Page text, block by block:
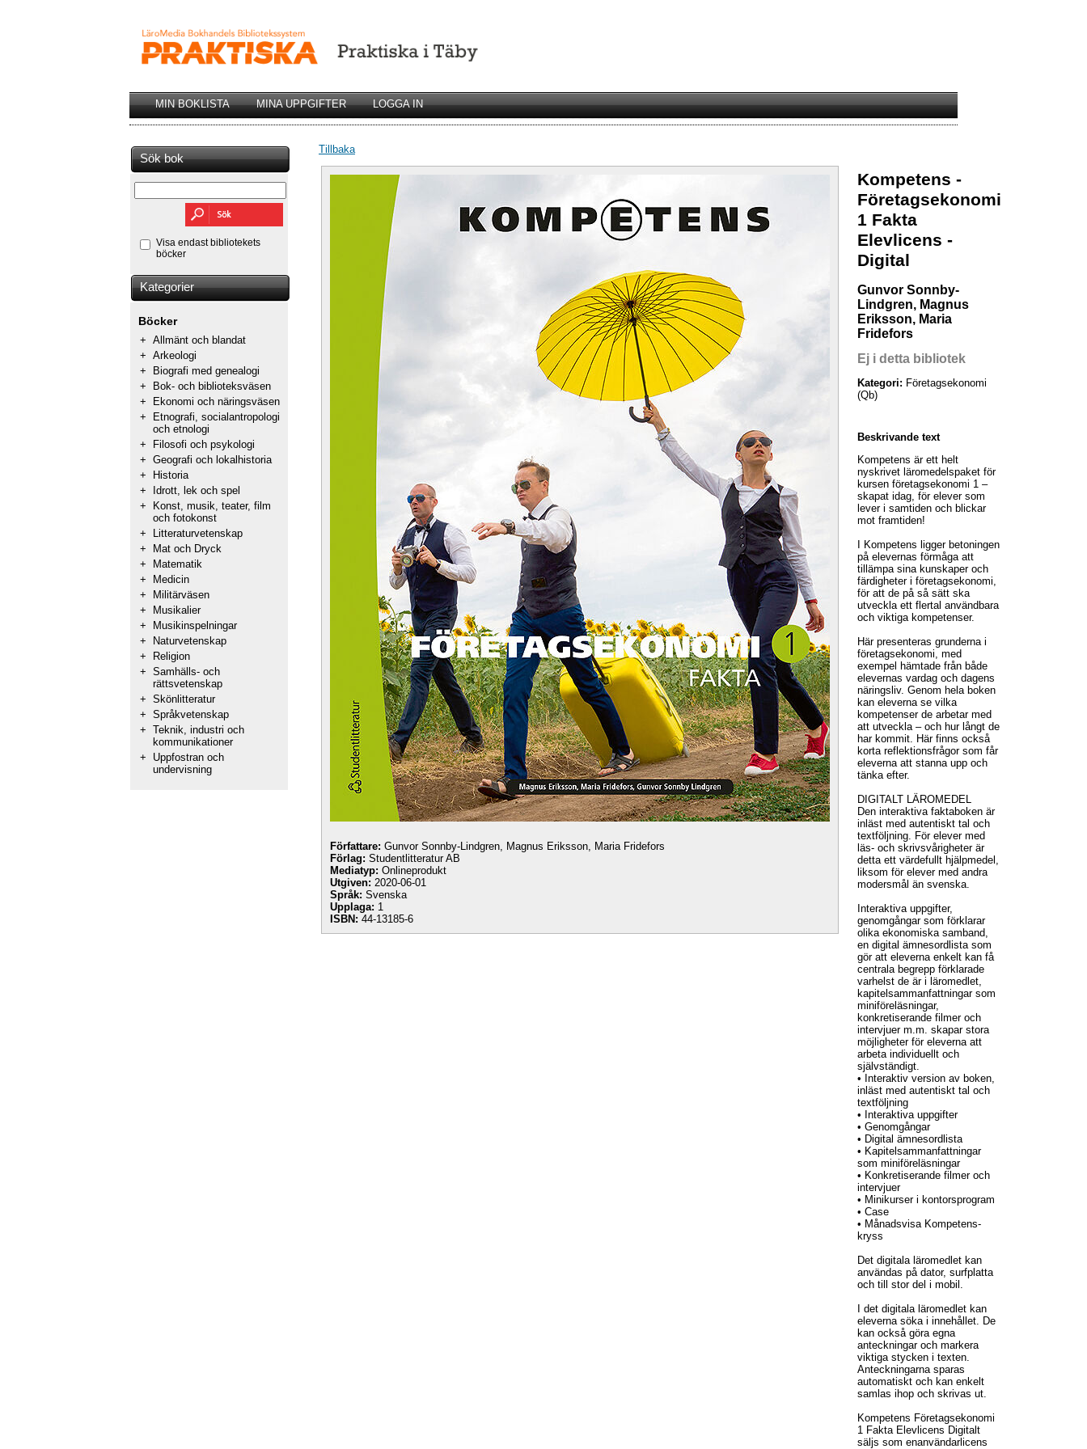
MIN BOKLISTA MINA UPPGIFTER LOGGA IN
Sök bok
Visa endast bibliotekets
böcker
Kategorier
Böcker
+ Allmänt och blandat
+ Arkeologi
+
Biografi med genealogi
+
Bok- och biblioteksväsen
+
Ekonomi och näringsväsen
+
Etnografi, socialantropologi
och etnologi
+
Filosofi och psykologi
+ Geografi och lokalhistoria
+
Historia
+
Idrott, lek och spel
+
Konst, musik, teater, film
och fotokonst
+
Litteraturvetenskap
+
Mat och Dryck
+
Matematik
+
Medicin
+
Militärväsen
+
Musikalier
+
Musikinspelningar
+
Naturvetenskap
+
Religion
+ Samhälls- och
rättsvetenskap
+ Skönlitteratur
+ Språkvetenskap
+ Teknik, industri och
kommunikationer
+
Uppfostran och
undervisning
Tillbaka
Författare: Gunvor Sonnby-Lindgren, Magnus Eriksson, Maria Fridefors
Förlag: Studentlitteratur AB
Mediatyp: Onlineprodukt
Utgiven: 2020-06-01
Språk: Svenska
Upplaga: 1
ISBN: 44-13185-6
Kompetens -
Företagsekonomi
1 Fakta
Elevlicens -
Digital
Gunvor Sonnby-
Lindgren, Magnus
Eriksson, Maria
Fridefors
Ej i detta bibliotek
Kategori: Företagsekonomi
(Qb)
Beskrivande text
Kompetens är ett helt
nyskrivet läromedelspaket för
kursen företagsekonomi 1 –
skapat idag, för elever som
lever i samtiden och blickar
mot framtiden!
I Kompetens ligger betoningen
på elevernas förmåga att
tillämpa sina kunskaper och
färdigheter i företagsekonomi,
för att de på så sätt ska
utveckla ett flertal användbara
och viktiga kompetenser.
Här presenteras grunderna i
företagsekonomi, med
exempel hämtade från både
elevernas vardag och dagens
näringsliv. Genom hela boken
kan eleverna se vilka
kompetenser de arbetar med
att utveckla – och hur långt de
har kommit. Här finns också
korta reflektionsfrågor som får
eleverna att stanna upp och
tänka efter.
DIGITALT LÄROMEDEL
Den interaktiva faktaboken är
inläst med autentiskt tal och
textföljning. För elever med
läs- och skrivsvårigheter är
detta ett värdefullt hjälpmedel,
liksom för elever med andra
modersmål än svenska.
Interaktiva uppgifter,
genomgångar som förklarar
olika ekonomiska samband,
en digital ämnesordlista som
gör att eleverna enkelt kan få
centrala begrepp förklarade
varhelst de är i läromedlet,
kapitelsammanfattningar som
miniföreläsningar,
konkretiserande filmer och
intervjuer m.m. skapar stora
möjligheter för eleverna att
arbeta individuellt och
självständigt.
• Interaktiv version av boken,
inläst med autentiskt tal och
textföljning
• Interaktiva uppgifter
• Genomgångar
• Digital ämnesordlista
• Kapitelsammanfattningar
som miniföreläsningar
• Konkretiserande filmer och
intervjuer
• Minikurser i kontorsprogram
• Case
• Månadsvisa Kompetens-
kryss
Det digitala läromedlet kan
användas på dator, surfplatta
och till stor del i mobil.
I det digitala läromedlet kan
eleverna söka i innehållet. De
kan också göra egna
anteckningar och markera
viktiga stycken i texten.
Anteckningarna sparas
automatiskt och kan enkelt
samlas ihop och skrivas ut.
Kompetens Företagsekonomi
1 Fakta Elevlicens Digitalt
säljs som enanvändarlicens